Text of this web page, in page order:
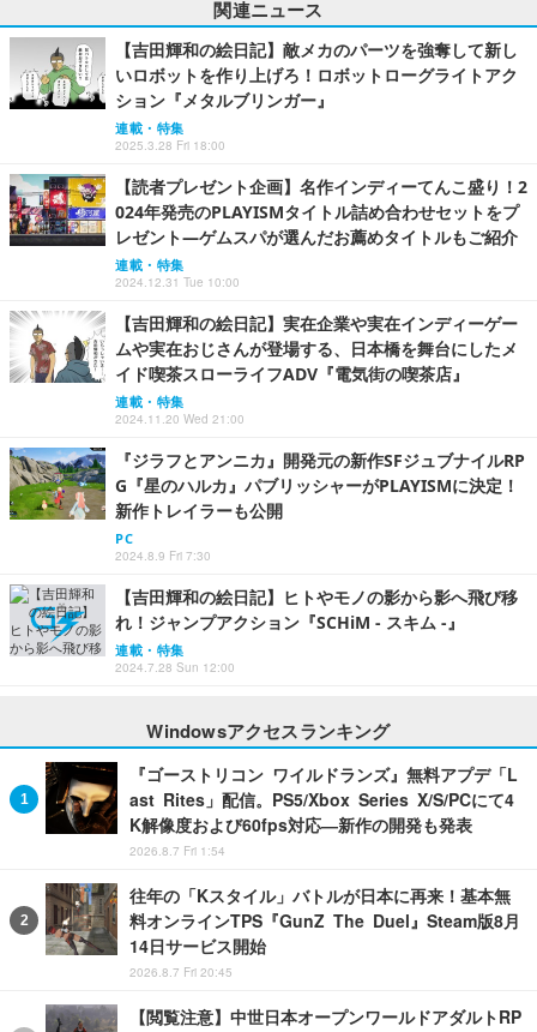
関連ニュース
【吉田輝和の絵日記】敵メカのパーツを強奪して新し
いロボットを作り上げろ！ロボットローグライトアク
ション『メタルブリンガー』
連載・特集
2025.3.28 Fri 18:00
【読者プレゼント企画】名作インディーてんこ盛り！2
024年発売のPLAYISMタイトル詰め合わせセットをプ
レゼント―ゲムスパが選んだお薦めタイトルもご紹介
連載・特集
2024.12.31 Tue 10:00
【吉田輝和の絵日記】実在企業や実在インディーゲー
ムや実在おじさんが登場する、日本橋を舞台にしたメ
イド喫茶スローライフADV『電気街の喫茶店』
連載・特集
2024.11.20 Wed 21:00
『ジラフとアンニカ』開発元の新作SFジュブナイルRP
G『星のハルカ』パブリッシャーがPLAYISMに決定！
新作トレイラーも公開
PC
2024.8.9 Fri 7:30
【吉田輝和の絵日記】ヒトやモノの影から影へ飛び移
れ！ジャンプアクション『SCHiM - スキム -』
連載・特集
2024.7.28 Sun 12:00
Windowsアクセスランキング
『ゴーストリコン ワイルドランズ』無料アプデ「L
ast Rites」配信。PS5/Xbox Series X/S/PCにて4
K解像度および60fps対応―新作の開発も発表
2026.8.7 Fri 1:54
往年の「Kスタイル」バトルが日本に再来！基本無
料オンラインTPS『GunZ The Duel』Steam版8月
14日サービス開始
2026.8.7 Fri 20:45
【閲覧注意】中世日本オープンワールドアダルトRP